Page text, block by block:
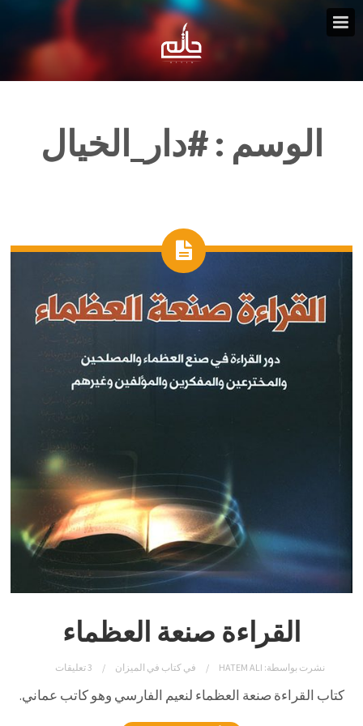
الوسم :#دار_الخيال
القراءة صنعة العظماء
نشرت بواسطة: HATEM ALI فيكتاب في الميزان 3 تعليقات
كتاب القراءة صنعة العظماء لنعيم الفارسي وهو كاتب عماني.